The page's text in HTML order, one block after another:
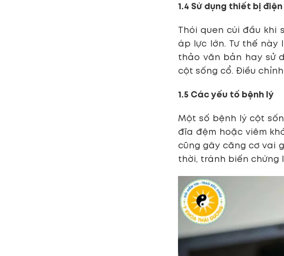
1.4 Sử dụng thiết bị
Thói quen cúi đầu
áp lực lớn. Tư thế này
thảo văn bản hay sử
cột sống cổ. Điều
1.5 Các yếu tố bệnh lý
Một số bệnh lý cột
đĩa đệm hoặc viêm
cũng gây căng cơ vai
thời, tránh biến chứng